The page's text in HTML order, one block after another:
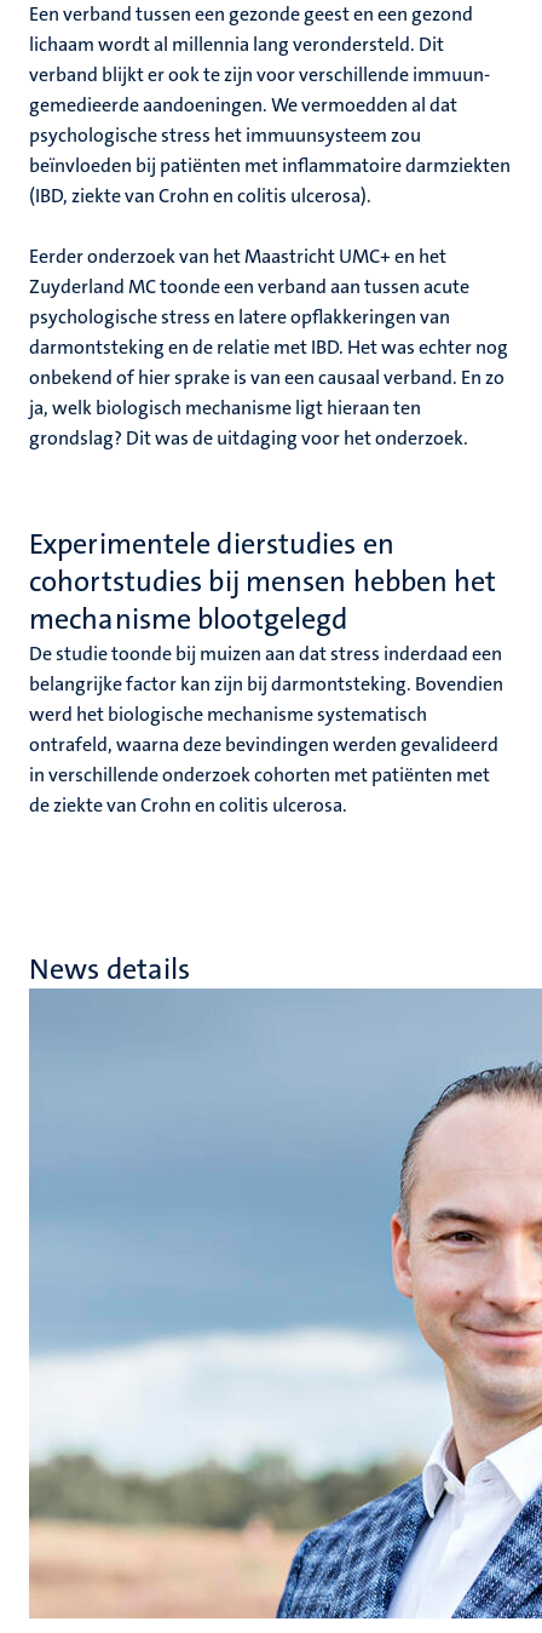
Een verband tussen een gezonde geest en een gezond
lichaam wordt al millennia lang verondersteld. Dit
verband blijkt er ook te zijn voor verschillende immuun-
gemedieerde aandoeningen. We vermoedden al dat
psychologische stress het immuunsysteem zou
beïnvloeden bij patiënten met inflammatoire darmziekten
(IBD, ziekte van Crohn en colitis ulcerosa).
Eerder onderzoek van het Maastricht UMC+ en het
Zuyderland MC toonde een verband aan tussen acute
psychologische stress en latere opflakkeringen van
darmontsteking en de relatie met IBD. Het was echter nog
onbekend of hier sprake is van een causaal verband. En zo
ja, welk biologisch mechanisme ligt hieraan ten
grondslag? Dit was de uitdaging voor het onderzoek.
Experimentele dierstudies en
cohortstudies bij mensen hebben het
mechanisme blootgelegd
De studie toonde bij muizen aan dat stress inderdaad een
belangrijke factor kan zijn bij darmontsteking. Bovendien
werd het biologische mechanisme systematisch
ontrafeld, waarna deze bevindingen werden gevalideerd
in verschillende onderzoek cohorten met patiënten met
de ziekte van Crohn en colitis ulcerosa.
News details